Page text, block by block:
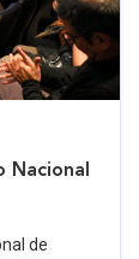
Nacional
de